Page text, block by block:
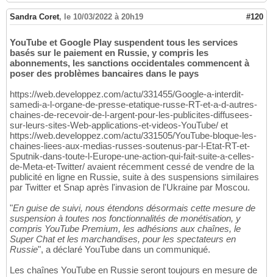
Sandra Coret, le 10/03/2022 à 20h19 #120
YouTube et Google Play suspendent tous les services
basés sur le paiement en Russie, y compris les
abonnements, les sanctions occidentales commencent à
poser des problèmes bancaires dans le pays
https://web.developpez.com/actu/331455/Google-a-interdit-
samedi-a-l-organe-de-presse-etatique-russe-RT-et-a-d-autres-
chaines-de-recevoir-de-l-argent-pour-les-publicites-diffusees-
sur-leurs-sites-Web-applications-et-videos-YouTube/ et
https://web.developpez.com/actu/331505/YouTube-bloque-les-
chaines-liees-aux-medias-russes-soutenus-par-l-Etat-RT-et-
Sputnik-dans-toute-l-Europe-une-action-qui-fait-suite-a-celles-
de-Meta-et-Twitter/ avaient récemment cessé de vendre de la
publicité en ligne en Russie, suite à des suspensions similaires
par Twitter et Snap après l'invasion de l'Ukraine par Moscou.
"En guise de suivi, nous étendons désormais cette mesure de
suspension à toutes nos fonctionnalités de monétisation, y
compris YouTube Premium, les adhésions aux chaînes, le
Super Chat et les marchandises, pour les spectateurs en
Russie", a déclaré YouTube dans un communiqué.
Les chaînes YouTube en Russie seront toujours en mesure de